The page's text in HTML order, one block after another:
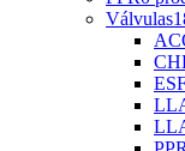
Válvulas